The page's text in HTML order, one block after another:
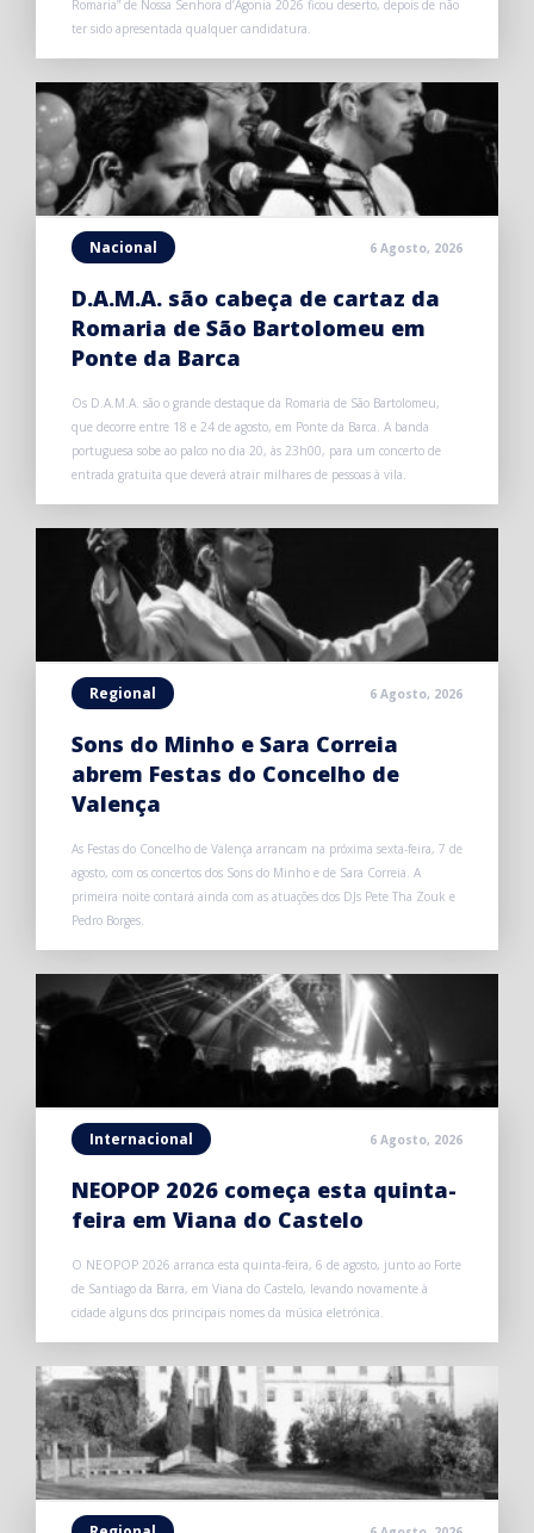
Romaria” de Nossa Senhora d’Agonia 2026 ficou deserto, depois de não
ter sido apresentada qualquer candidatura.
Nacional 6 Agosto, 2026
D.A.M.A. são cabeça de cartaz da
Romaria de São Bartolomeu em
Ponte da Barca
Os D.A.M.A. são o grande destaque da Romaria de São Bartolomeu,
que decorre entre 18 e 24 de agosto, em Ponte da Barca. A banda
portuguesa sobe ao palco no dia 20, às 23h00, para um concerto de
entrada gratuita que deverá atrair milhares de pessoas à vila.
Regional 6 Agosto, 2026
Sons do Minho e Sara Correia
abrem Festas do Concelho de
Valença
As Festas do Concelho de Valença arrancam na próxima sexta-feira, 7 de
agosto, com os concertos dos Sons do Minho e de Sara Correia. A
primeira noite contará ainda com as atuações dos DJs Pete Tha Zouk e
Pedro Borges.
Internacional 6 Agosto, 2026
NEOPOP 2026 começa esta quinta-
feira em Viana do Castelo
O NEOPOP 2026 arranca esta quinta-feira, 6 de agosto, junto ao Forte
de Santiago da Barra, em Viana do Castelo, levando novamente à
cidade alguns dos principais nomes da música eletrónica.